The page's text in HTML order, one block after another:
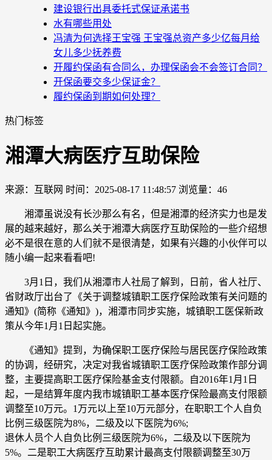
建设银行出具委托式保证承诺书
水有哪些用处
冯清为何选择王宝强 王宝强总资产多少亿每月给
女儿多少抚养费
开履约保函有合同么，办理保函会不会签订合同？
开保函要交多少保证金？
履约保函到期如何处理？
热门标签
湘潭大病医疗互助保险
来源：互联网 时间：2025-08-17 11:48:57 浏览量：46
湘潭虽说没有长沙那么有名，但是湘潭的经济实力也是发
展的越来越好，那么关于湘潭大病医疗互助保险的一些介绍想
必不是很在意的人们就不是很清楚，如果有兴趣的小伙伴可以
随小编一起来看看吧!
3月1日，我们从湘潭市人社局了解到，日前，省人社厅、
省财政厅出台了《关于调整城镇职工医疗保险政策有关问题的
通知》(简称《通知》)，湘潭市同步实施，城镇职工医保新政
策从今年1月1日起实施。
《通知》提到，为确保职工医疗保险与居民医疗保险政策
的协调，经研究，决定对我省城镇职工医疗保险政策作部分调
整，主要提高职工医疗保险基金支付限额。自2016年1月1日
起，一是结算年度内我市城镇职工基本医疗保险最高支付限额
调整至10万元。1万元以上至10万元部分，在职职工个人自负
比例三级医院为8%，二级及以下医院为6%;
退休人员个人自负比例三级医院为6%，二级及以下医院为
5%。二是职工大病医疗互助累计最高支付限额调整至30万